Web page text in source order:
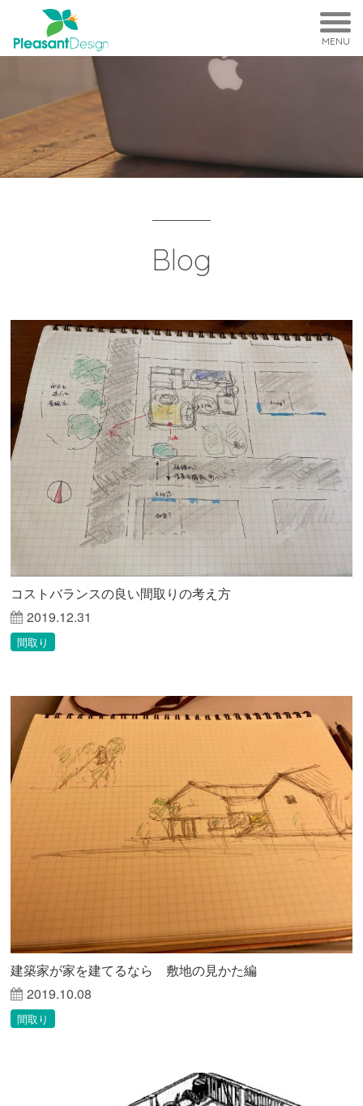
MENU
Blog
コストバランスの良い間取りの考え方
2019.12.31
間取り
建築家が家を建てるなら 敷地の見かた編
2019.10.08
間取り